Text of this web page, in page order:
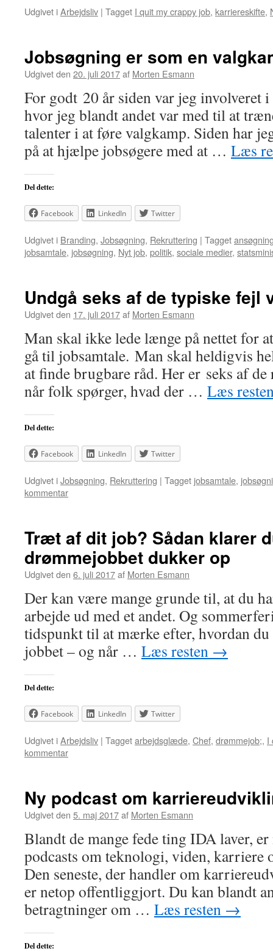
Udgivet iArbejdsliv | Tagget I quit my crappy job, karriereskifte,
Jobsøgning er som en
Udgivet den 20. juli 2017af Morten Esmann
For godt 20 år siden var jeg involveret
hvor jeg blandt andet var med til at
talenter i at føre valgkamp. Siden har
på at hjælpe jobsøgere med at … Læs
Del dette:
Facebook LinkedIn Twitter
Udgivet i Branding, Jobsøgning, Rekruttering | Tagget
jobsamtale, jobsøgning, Nyt job, politik, sociale medier,
Undgå seks af de typiske fejl
Udgivet den 17. juli 2017af Morten Esmann
Man skal ikke lede længe på nettet for
gå til jobsamtale. Man skal heldigvis
at finde brugbare råd. Her er seks af
når folk spørger, hvad der … Læs
Del dette:
Facebook LinkedIn Twitter
Udgivet iJobsøgning, Rekruttering | Tagget jobsamtale,
kommentar
Træt af dit job? Sådan klarer
drømmejobbet dukker op
Udgivet den 6. juli 2017af Morten Esmann
Der kan være mange grunde til, at du
arbejde ud med et andet. Og
tidspunkt til at mærke efter, hvordan du
jobbet – og når … Læs resten →
Del dette:
Facebook LinkedIn Twitter
Udgivet iArbejdsliv | Taggetarbejdsglæde, Chef, drømmejob;, I
kommentar
Ny podcast om
Udgivet den 5. maj 2017af Morten Esmann
Blandt de mange fede ting IDA laver,
podcasts om teknologi, viden,
Den seneste, der handler om
er netop offentliggjort. Du kan blandt
betragtninger om … Læs resten →
Del dette: